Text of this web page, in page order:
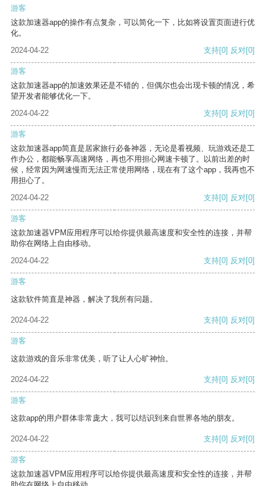
游客
这款加速器app的操作有点复杂，可以简化一下，比如将设置页面进行优
化。
2024-04-22
支持[0] 反对[0]
游客
这款加速器app的加速效果还是不错的，但偶尔也会出现卡顿的情况，希
望开发者能够优化一下。
2024-04-22
支持[0] 反对[0]
游客
这款加速器app简直是居家旅行必备神器，无论是看视频、玩游戏还是工
作办公，都能畅享高速网络，再也不用担心网速卡顿了。以前出差的时
候，经常因为网速慢而无法正常使用网络，现在有了这个app，我再也不
用担心了。
2024-04-22
支持[0] 反对[0]
游客
这款加速器VPM应用程序可以给你提供最高速度和安全性的连接，并帮
助你在网络上自由移动。
2024-04-22
支持[0] 反对[0]
游客
这款软件简直是神器，解决了我所有问题。
2024-04-22 支持[0] 反对[0]
游客
这款游戏的音乐非常优美，听了让人心旷神怡。
2024-04-22 支持[0] 反对[0]
游客
这款app的用户群体非常庞大，我可以结识到来自世界各地的朋友。
2024-04-22 支持[0] 反对[0]
游客
这款加速器VPM应用程序可以给你提供最高速度和安全性的连接，并帮